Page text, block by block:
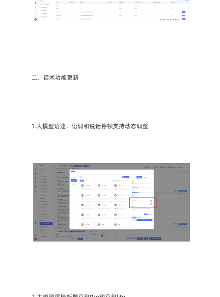
二、话术功能更新
1.大模型语速，语调和说话停顿支持动态调整